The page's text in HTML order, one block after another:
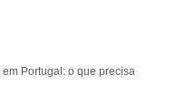
Portugal: o que precisa